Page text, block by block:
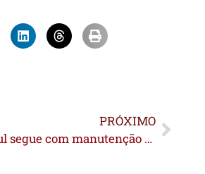
PRÓXIMO
Cruzeiro do Sul segue com manutenção e obras em diversos pontos